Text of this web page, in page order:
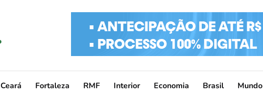
Ceará Fortaleza RMF Interior Economia Brasil Mundo